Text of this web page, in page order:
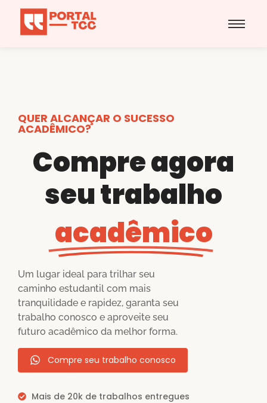
QUER ALCANÇAR O SUCESSO
ACADÊMICO?
Compre agora
seu trabalho
acadêmico
Um lugar ideal para trilhar seu
caminho estudantil com mais
tranquilidade e rapidez, garanta seu
trabalho conosco e aproveite seu
futuro acadêmico da melhor forma.
Compre seu trabalho conosco
Mais de 20k de trabalhos entregues